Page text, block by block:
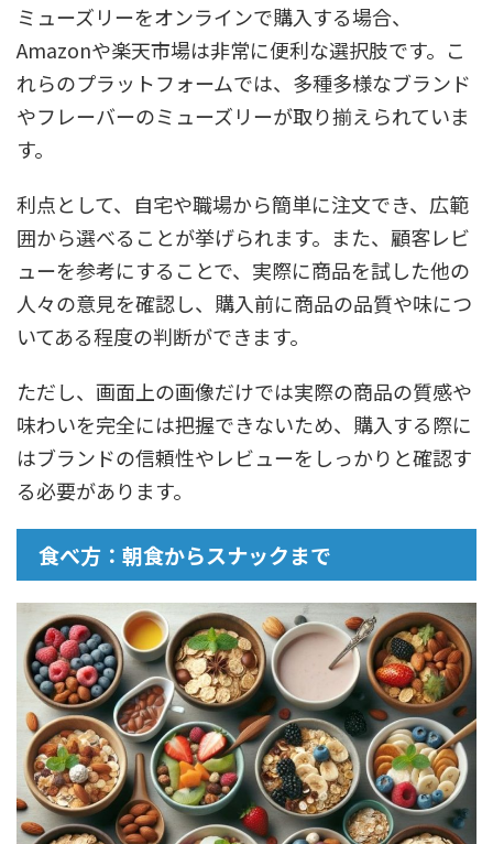
ミューズリーをオンラインで購入する場合、
Amazonや楽天市場は非常に便利な選択肢です。こ
れらのプラットフォームでは、多種多様なブランド
やフレーバーのミューズリーが取り揃えられていま
す。
利点として、自宅や職場から簡単に注文でき、広範
囲から選べることが挙げられます。また、顧客レビ
ューを参考にすることで、実際に商品を試した他の
人々の意見を確認し、購入前に商品の品質や味につ
いてある程度の判断ができます。
ただし、画面上の画像だけでは実際の商品の質感や
味わいを完全には把握できないため、購入する際に
はブランドの信頼性やレビューをしっかりと確認す
る必要があります。
食べ方：朝食からスナックまで